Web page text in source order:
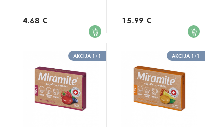
4.68 € 1 15.99 € 1
AKCIJA 1+1 AKCIJA 1+1